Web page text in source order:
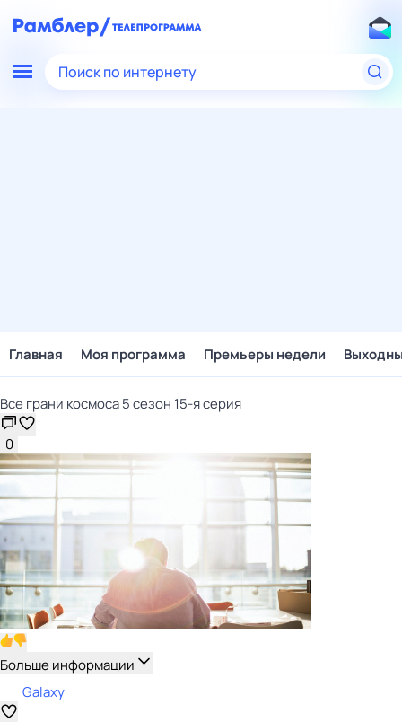
Поиск по интернету
Главная Моя программа Премьеры недели
Все грани космоса 5 сезон 15-я серия
0
Больше информации
Galaxy